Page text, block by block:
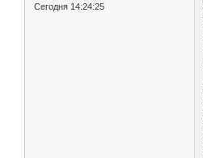
Сегодня 14:24:25